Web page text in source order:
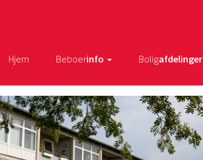
Hjem Beboerinfo Boligafdelinger